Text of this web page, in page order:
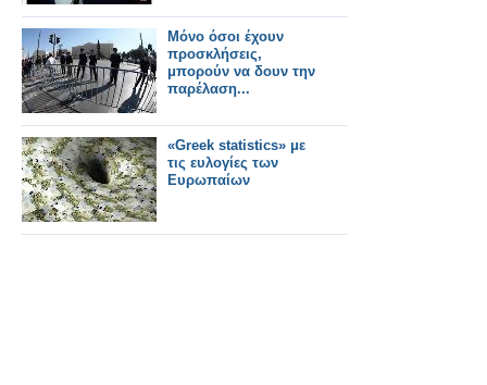
Μόνο όσοι έχουν
προσκλήσεις,
μπορούν να δουν την
παρέλαση...
«Greek statistics» με
τις ευλογίες των
Ευρωπαίων